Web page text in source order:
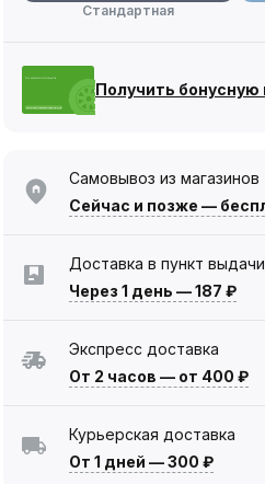
Стандартная
Получить бонусную
Самовывоз из магазинов
Сейчас и позже —
Доставка в пункт выдачи
Через 1 день —187 ₽
Экспресс доставка
От 2 часов — от 400 ₽
Курьерская доставка
От 1 дней —300 ₽